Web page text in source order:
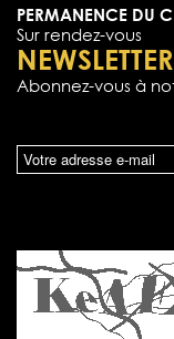
PERMANENCE DU
Sur rendez-vous
NEWSLETTER
Abonnez-vous à